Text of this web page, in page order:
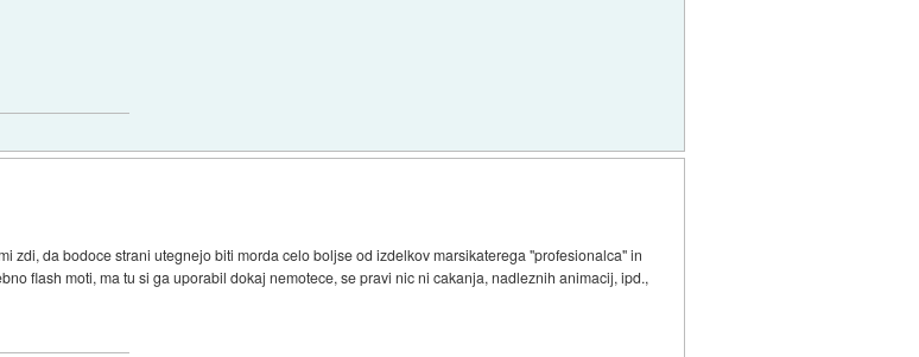
zdi, da bodoce strani utegnejo biti morda celo boljse od izdelkov marsikaterega "profesionalca" in
flash moti, ma tu si ga uporabil dokaj nemotece, se pravi nic ni cakanja, nadleznih animacij, ipd.,